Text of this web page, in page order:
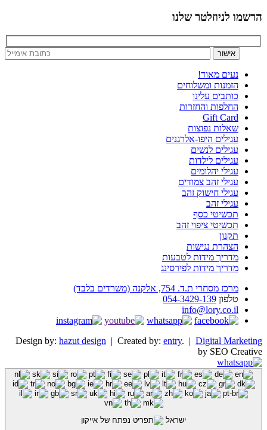
הרשמו לניוזלטר שלנו
נעים מאוד!
הזמנות ומשלוחים
כותבים עלינו
החלפות והחזרות
Gift Card
שאלות נפוצות
עגילים היפו-אלרגנים
עגילים לנשים
עגילים לילדות
עגילי יהלומים
עגילי זהב צמודים
עגילי חישוק זהב
עגילי זהב
תכשיטי כסף
תכשיטי ציפוי זהב
תקנון
הצהרת נגישות
מדריך מידות לטבעות
מדריך מידות לפירסינג
מרכז מסחרי ת.ד. 754, אלקנה (משרדים בלבד)
טלפון 054-3429-139
info@lory.co.il
Design by: hazut design | Created by: entry. | Digital Marketing
by SEO Creative
ישראל